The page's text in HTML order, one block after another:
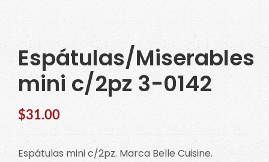
Espátulas/Miserables
mini c/2pz 3-0142
$31.00
Espátulas mini c/2pz. Marca Belle Cuisine.